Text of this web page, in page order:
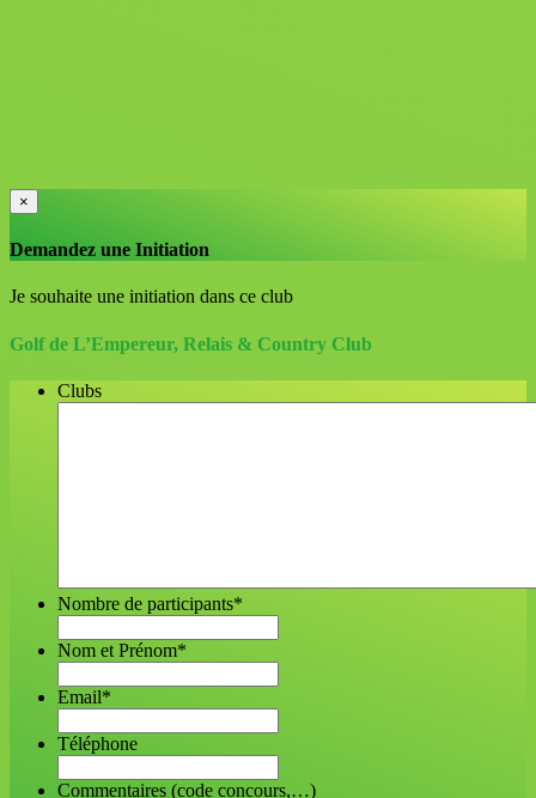
×
Demandez une Initiation
Je souhaite une initiation dans ce club
Golf de L’Empereur, Relais & Country Club
Clubs
Nombre de participants*
Nom et Prénom*
Email*
Téléphone
Commentaires (code concours,…)